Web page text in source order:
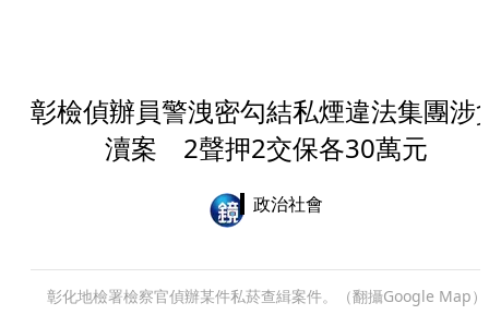
彰檢偵辦員警洩密勾結私煙違法集團涉
瀆案 2聲押2交保各30萬元
政治社會
彰化地檢署檢察官偵辦某件私菸查緝案件。（翻攝Google Map）